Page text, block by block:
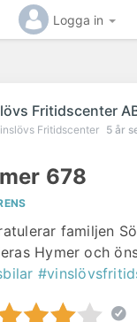
Logga in
Fritidscenter
Fritidscenter 5 år
678
familjen
Hymer och